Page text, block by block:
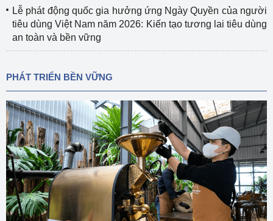
Lễ phát động quốc gia hưởng ứng Ngày Quyền của người
tiêu dùng Việt Nam năm 2026: Kiến tạo tương lai tiêu dùng
an toàn và bền vững
PHÁT TRIỂN BỀN VỮNG